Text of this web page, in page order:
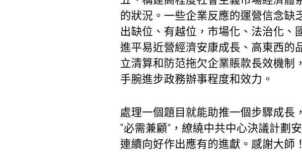
的狀況。一些企業反應的運營信念缺
出缺位、有越位，市場化、法治化、
進平易近營經濟安康成長、高東西的
立清算和防范拖欠企業賬款長效機制
手腕進步政務辦事程度和效力。
處理一個題目就能助推一個步驟成長
“必需兼顧”，繚繞中共中心決議計劃
連續向好作出應有的進獻。感謝大師！